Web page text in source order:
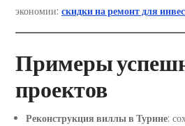
экономии: скидки на ремонт для
Примеры
проектов
Реконструкция виллы в Турине: